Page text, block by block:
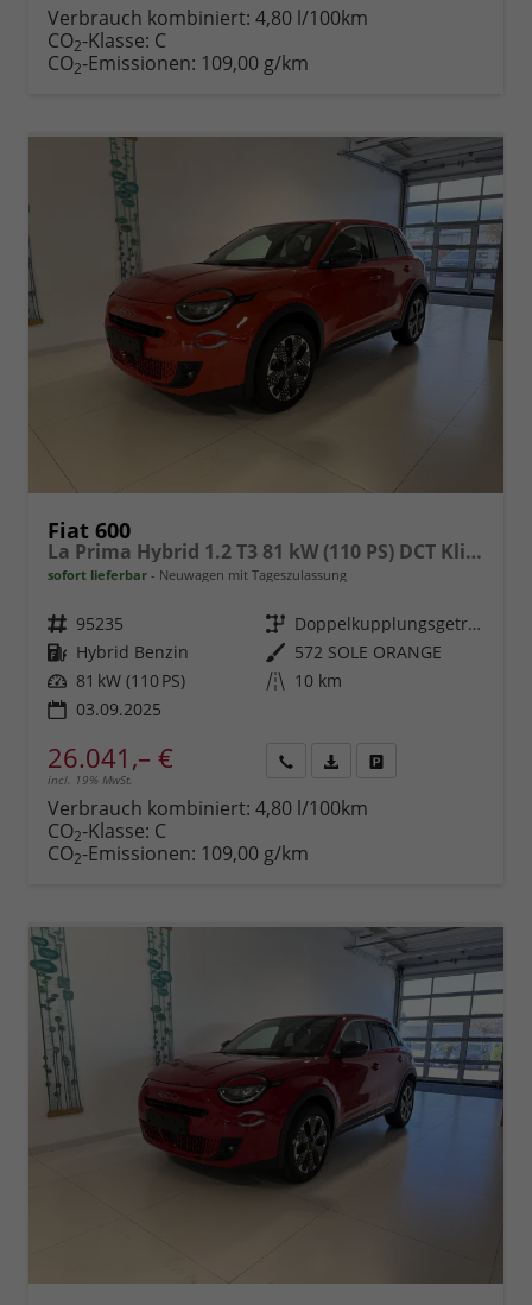
anfordern
Datei,
Verbrauch kombiniert: 4,80 l/100km
CO2-Klasse: C
CO2-Emissionen: 109,00 g/km
Fiat 600
La Prima Hybrid 1.2 T3 81 kW (110 PS) DCT Klimaautomatik, Massagesitz, Sitzheizung, elektrisch verstellbarer Fahrersitz, Radio, DAB, Apple CarPlay, Android Auto, Navigationssystem, 18 Zoll Leichtmetallfelgen, uvm.
sofort lieferbar Neuwagen mit Tageszulassung
Fahrzeugnr. 95235 Getriebe
Doppelkupplungsgetriebe (DSG)
Kraftstoff Hybrid Benzin Außenfarbe 572 SOLE ORANGE
Leistung 81 kW (110 PS) Kilometerstand 10 km
03.09.2025
26.041,– €
incl. 19% MwSt.
anfordern
Datei,
Verbrauch kombiniert: 4,80 l/100km
CO2-Klasse: C
CO2-Emissionen: 109,00 g/km